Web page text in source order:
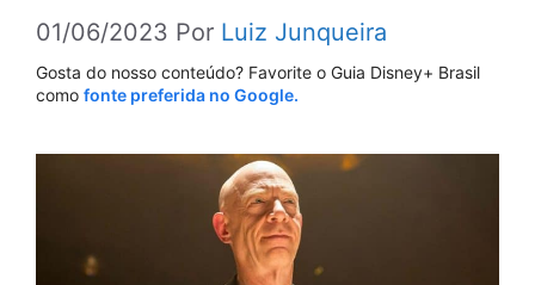
01/06/2023 Por Luiz Junqueira
Gosta do nosso conteúdo? Favorite o Guia Disney+ Brasil
como fonte preferida no Google.